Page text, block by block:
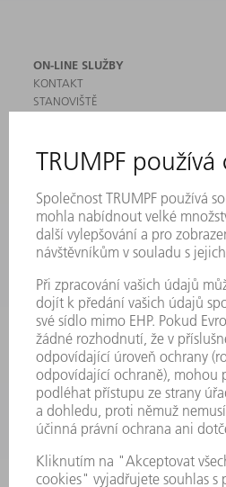
ON-LINE SLUŽBY
KONTAKT
STANOVIŠTĚ
MYTRUMPF
BEZPEČNOSTNÍ LISTY
PRODUKTY
STROJE & SYSTÉMY
LASER
VÝKONOVÁ ELEKTRONIKA
ELEKTRICKÉ NÁŘADÍ
SMART FACTORY
SOFTWARE
SERVIS
POUŽITÍ
ODVĚTVÍ
SPOLEČNOST
KARIÉRA
PRACOVNÍ NABÍDKY
PROFIL PODNIKU
VÝROČNÍ ZPRÁVA
ZÁSADY SPOLEČNOSTI